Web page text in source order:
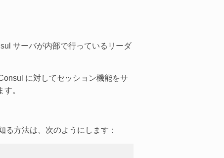
サーバが内部で行っているリーダ
に対してセッション機能をサ
。
方法は、次のようにします：